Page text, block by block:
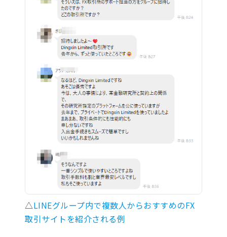
△LINEグループ内で複数人からおすすめのFX
取引サイトを紹介される例